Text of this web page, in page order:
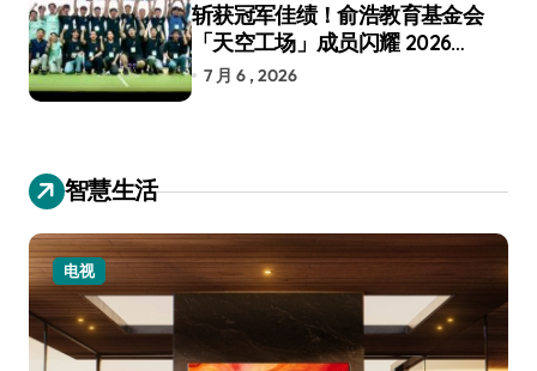
斩获冠军佳绩！俞浩教育基金会
「天空工场」成员闪耀 2026
RoboCup 机器人世界杯
7 月 6 , 2026
智慧生活
小家电